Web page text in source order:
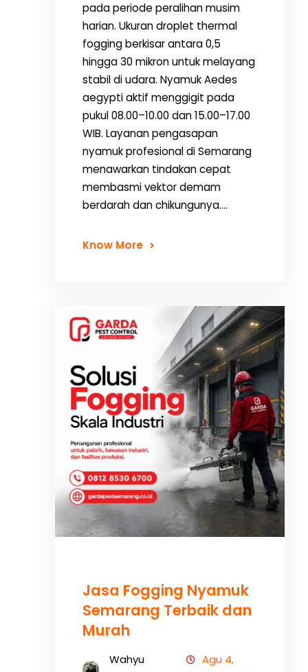
pada periode peralihan musim
harian. Ukuran droplet thermal
fogging berkisar antara 0,5
hingga 30 mikron untuk melayang
stabil di udara. Nyamuk Aedes
aegypti aktif menggigit pada
pukul 08.00–10.00 dan 15.00–17.00
WIB. Layanan pengasapan
nyamuk profesional di Semarang
menawarkan tindakan cepat
membasmi vektor demam
berdarah dan chikungunya.…
Know More
Jasa Fogging Nyamuk
Semarang Terbaik dan
Murah
Wahyu
Agu 4,